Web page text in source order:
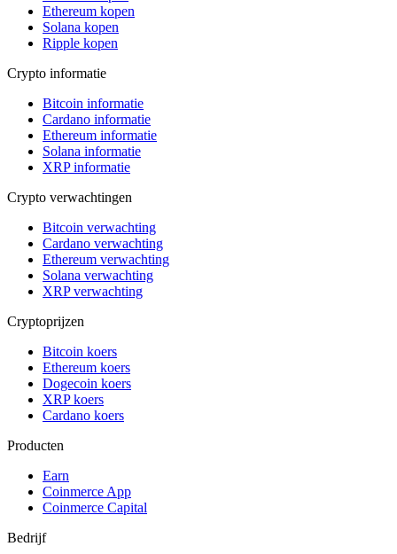
Ethereum kopen
Solana kopen
Ripple kopen
Crypto informatie
Bitcoin informatie
Cardano informatie
Ethereum informatie
Solana informatie
XRP informatie
Crypto verwachtingen
Bitcoin verwachting
Cardano verwachting
Ethereum verwachting
Solana verwachting
XRP verwachting
Cryptoprijzen
Bitcoin koers
Ethereum koers
Dogecoin koers
XRP koers
Cardano koers
Producten
Earn
Coinmerce App
Coinmerce Capital
Bedrijf